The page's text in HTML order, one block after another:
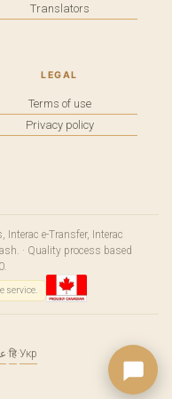
Translators
LEGAL
Terms of use
Privacy policy
Interac e-Transfer, Interac
· Quality process based
service.
·हि·Укр